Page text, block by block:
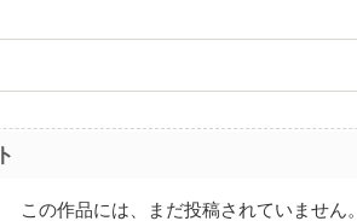
この作品には、まだ投稿されていません。